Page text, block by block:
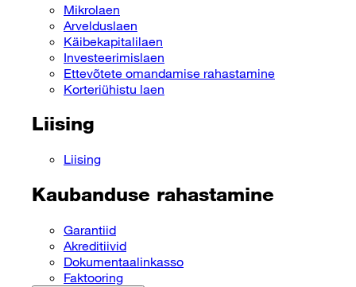
Mikrolaen
Arvelduslaen
Käibekapitalilaen
Investeerimislaen
Ettevõtete omandamise rahastamine
Korteriühistu laen
Liising
Liising
Kaubanduse rahastamine
Garantiid
Akreditiivid
Dokumentaalinkasso
Faktooring